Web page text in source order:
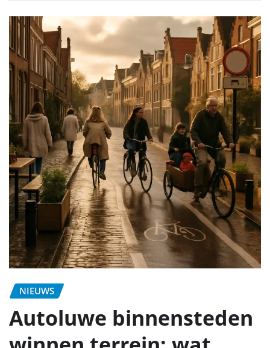
NIEUWS
Autoluwe binnensteden